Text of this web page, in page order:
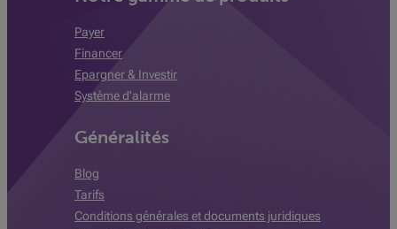
Payer
Financer
Epargner & Investir
Système d'alarme
Généralités
Blog
Tarifs
Conditions générales et documents juridiques